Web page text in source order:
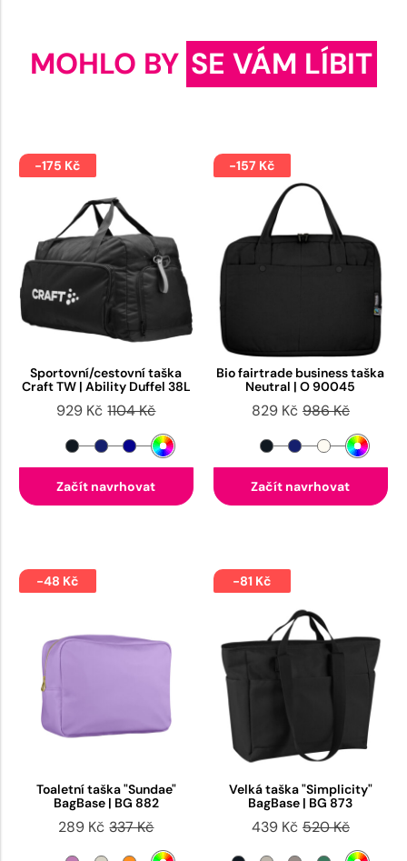
MOHLO BY SE VÁM LÍBIT
-175 Kč
Sportovní/cestovní taška
Craft TW | Ability Duffel 38L
929 Kč 1104 Kč
Začít navrhovat
-157 Kč
Bio fairtrade business taška
Neutral | O 90045
829 Kč 986 Kč
Začít navrhovat
-48 Kč
Toaletní taška "Sundae"
BagBase | BG 882
289 Kč 337 Kč
-81 Kč
Velká taška "Simplicity"
BagBase | BG 873
439 Kč 520 Kč